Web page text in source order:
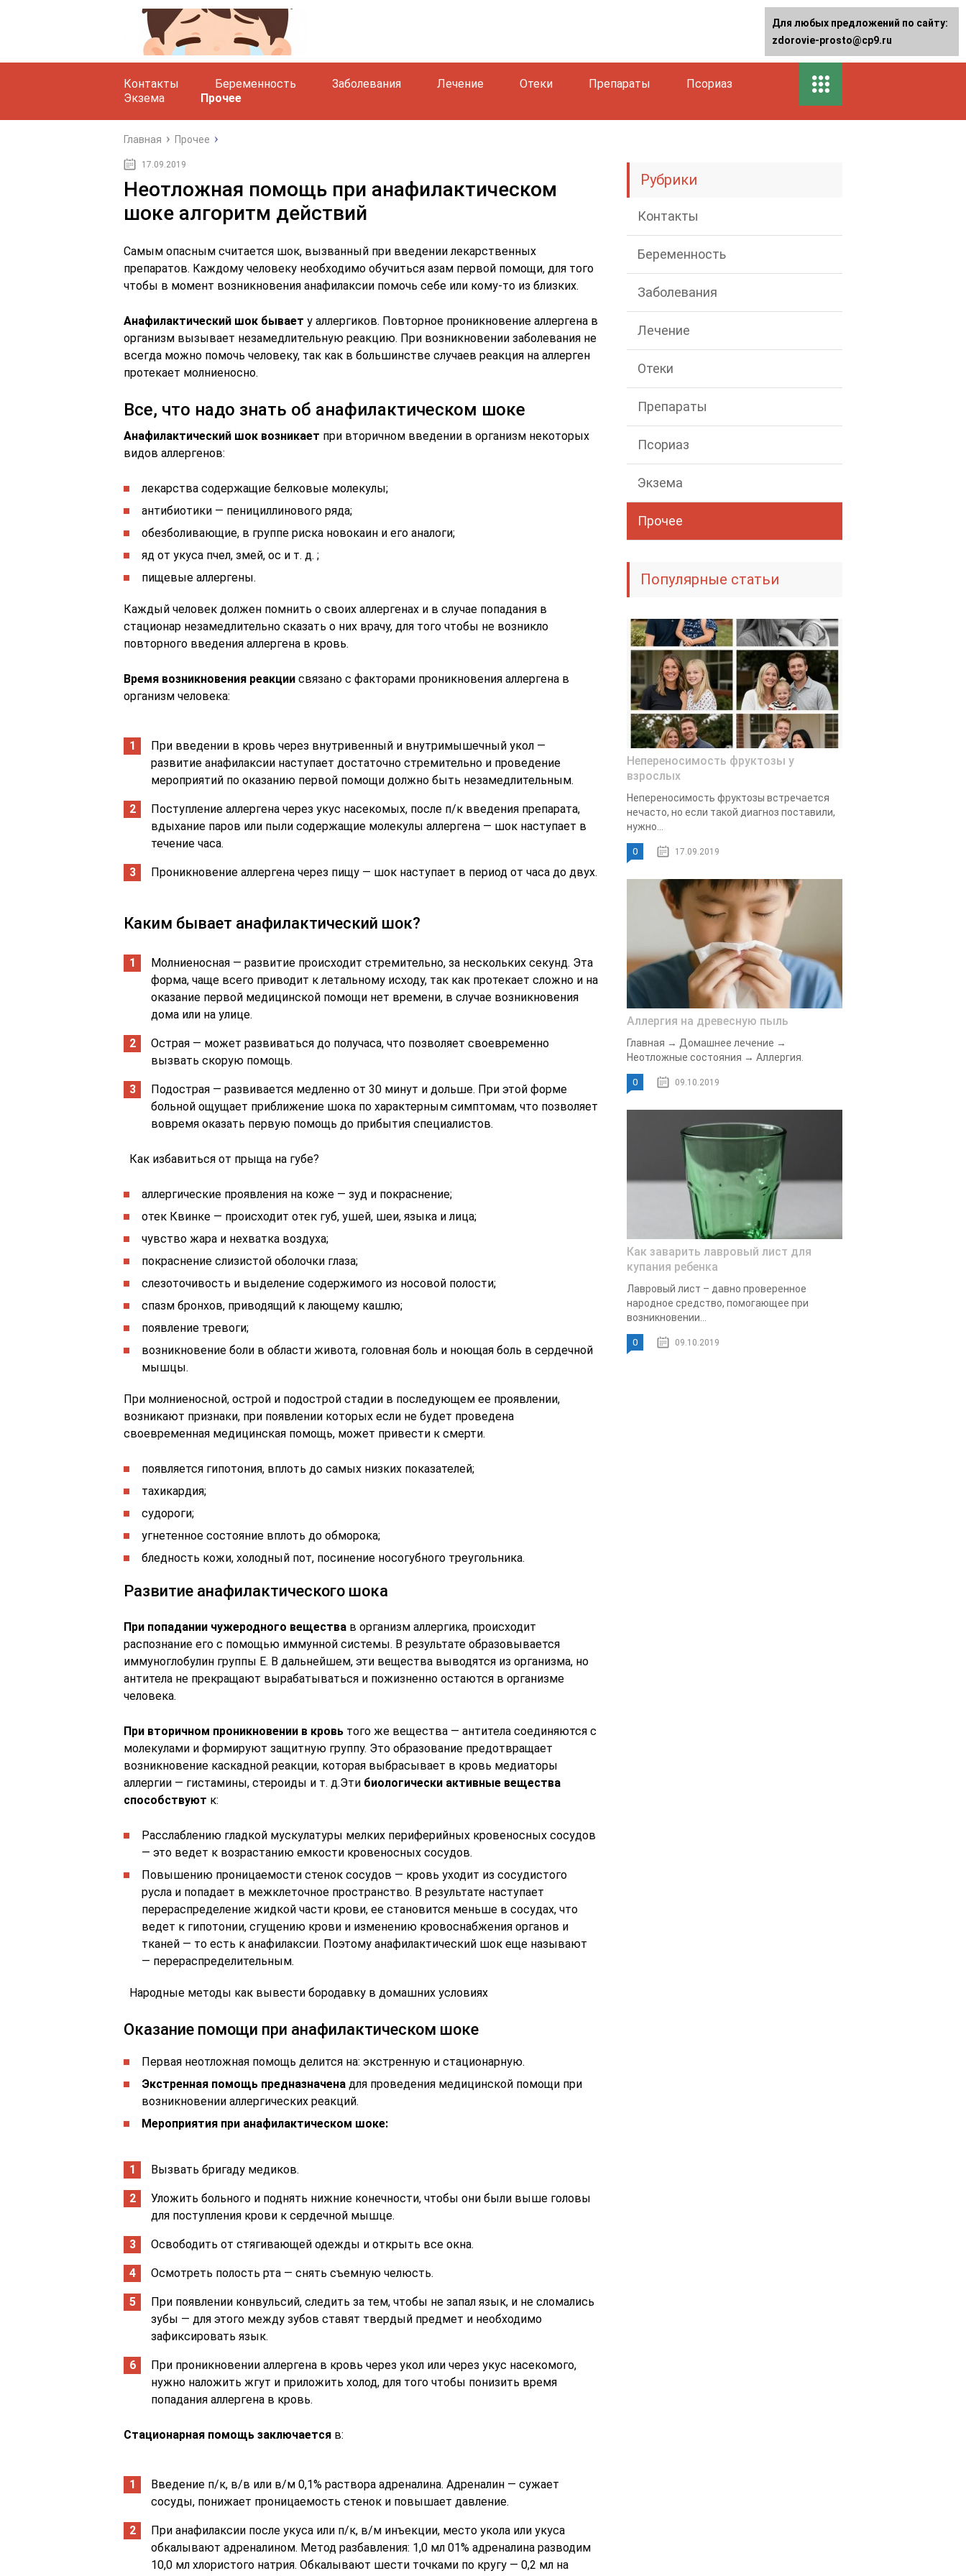
Контакты Беременность Заболевания Лечение Отеки Препараты
Псориаз
Экзема
Прочее
Главная Прочее
17.09.2019
Неотложная помощь при анафилактическом
шоке алгоритм действий
Самым опасным считается шок, вызванный при введении лекарственных
препаратов. Каждому человеку необходимо обучиться азам первой помощи, для того
чтобы в момент возникновения анафилаксии помочь себе или кому-то из близких.
Анафилактический шок бывает у аллергиков. Повторное проникновение аллергена в
организм вызывает незамедлительную реакцию. При возникновении заболевания не
всегда можно помочь человеку, так как в большинстве случаев реакция на аллерген
протекает молниеносно.
Все, что надо знать об анафилактическом шоке
Анафилактический шок возникает при вторичном введении в организм некоторых
видов аллергенов:
лекарства содержащие белковые молекулы;
антибиотики — пенициллинового ряда;
обезболивающие, в группе риска новокаин и его аналоги;
яд от укуса пчел, змей, ос и т. д. ;
пищевые аллергены.
Каждый человек должен помнить о своих аллергенах и в случае попадания в
стационар незамедлительно сказать о них врачу, для того чтобы не возникло
повторного введения аллергена в кровь.
Время возникновения реакции связано с факторами проникновения аллергена в
организм человека:
При введении в кровь через внутривенный и внутримышечный укол —
развитие анафилаксии наступает достаточно стремительно и проведение
мероприятий по оказанию первой помощи должно быть незамедлительным.
Поступление аллергена через укус насекомых, после п/к введения препарата,
вдыхание паров или пыли содержащие молекулы аллергена — шок наступает в
течение часа.
Проникновение аллергена через пищу — шок наступает в период от часа до двух.
Каким бывает анафилактический шок?
Молниеносная — развитие происходит стремительно, за нескольких секунд. Эта
форма, чаще всего приводит к летальному исходу, так как протекает сложно и на
оказание первой медицинской помощи нет времени, в случае возникновения
дома или на улице.
Острая — может развиваться до получаса, что позволяет своевременно
вызвать скорую помощь.
Подострая — развивается медленно от 30 минут и дольше. При этой форме
больной ощущает приближение шока по характерным симптомам, что позволяет
вовремя оказать первую помощь до прибытия специалистов.
Как избавиться от прыща на губе?
аллергические проявления на коже — зуд и покраснение;
отек Квинке — происходит отек губ, ушей, шеи, языка и лица;
чувство жара и нехватка воздуха;
покраснение слизистой оболочки глаза;
слезоточивость и выделение содержимого из носовой полости;
спазм бронхов, приводящий к лающему кашлю;
появление тревоги;
возникновение боли в области живота, головная боль и ноющая боль в сердечной
мышцы.
При молниеносной, острой и подострой стадии в последующем ее проявлении,
возникают признаки, при появлении которых если не будет проведена
своевременная медицинская помощь, может привести к смерти.
появляется гипотония, вплоть до самых низких показателей;
тахикардия;
судороги;
угнетенное состояние вплоть до обморока;
бледность кожи, холодный пот, посинение носогубного треугольника.
Развитие анафилактического шока
При попадании чужеродного вещества в организм аллергика, происходит
распознание его с помощью иммунной системы. В результате образовывается
иммуноглобулин группы Е. В дальнейшем, эти вещества выводятся из организма, но
антитела не прекращают вырабатываться и пожизненно остаются в организме
человека.
При вторичном проникновении в кровь того же вещества — антитела соединяются с
молекулами и формируют защитную группу. Это образование предотвращает
возникновение каскадной реакции, которая выбрасывает в кровь медиаторы
аллергии — гистамины, стероиды и т. д.Эти биологически активные вещества
способствуют к:
Расслаблению гладкой мускулатуры мелких периферийных кровеносных сосудов
— это ведет к возрастанию емкости кровеносных сосудов.
Повышению проницаемости стенок сосудов — кровь уходит из сосудистого
русла и попадает в межклеточное пространство. В результате наступает
перераспределение жидкой части крови, ее становится меньше в сосудах, что
ведет к гипотонии, сгущению крови и изменению кровоснабжения органов и
тканей — то есть к анафилаксии. Поэтому анафилактический шок еще называют
— перераспределительным.
Народные методы как вывести бородавку в домашних условиях
Оказание помощи при анафилактическом шоке
Первая неотложная помощь делится на: экстренную и стационарную.
Экстренная помощь предназначена для проведения медицинской помощи при
возникновении аллергических реакций.
Мероприятия при анафилактическом шоке:
Вызвать бригаду медиков.
Уложить больного и поднять нижние конечности, чтобы они были выше головы
для поступления крови к сердечной мышце.
Освободить от стягивающей одежды и открыть все окна.
Осмотреть полость рта — снять съемную челюсть.
При появлении конвульсий, следить за тем, чтобы не запал язык, и не сломались
зубы — для этого между зубов ставят твердый предмет и необходимо
зафиксировать язык.
При проникновении аллергена в кровь через укол или через укус насекомого,
нужно наложить жгут и приложить холод, для того чтобы понизить время
попадания аллергена в кровь.
Стационарная помощь заключается в:
Введение п/к, в/в или в/м 0,1% раствора адреналина. Адреналин — сужает
сосуды, понижает проницаемость стенок и повышает давление.
При анафилаксии после укуса или п/к, в/м инъекции, место укола или укуса
обкалывают адреналином. Метод разбавления: 1,0 мл 01% адреналина разводим
10,0 мл хлористого натрия. Обкалывают шести точками по кругу — 0,2 мл на
Рубрики
Контакты
Беременность
Заболевания
Лечение
Отеки
Препараты
Псориаз
Экзема
Прочее
Популярные статьи
Непереносимость фруктозы у
взрослых
Непереносимость фруктозы встречается
нечасто, но если такой диагноз поставили,
нужно...
0 17.09.2019
Аллергия на древесную пыль
Главная → Домашнее лечение →
Неотложные состояния → Аллергия.
0 09.10.2019
Как заварить лавровый лист для
купания ребенка
Лавровый лист – давно проверенное
народное средство, помогающее при
возникновении...
0 09.10.2019
Для любых предложений по сайту:
zdorovie-prosto@cp9.ru